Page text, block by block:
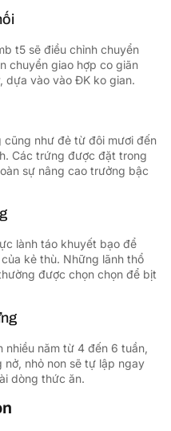
t5 sẽ điều chỉnh chuyển
chuyển giao hợp co giãn
dựa vào vào ĐK ko gian.
cũng như đẻ từ đôi mươi đến
Các trứng được đặt trong
sự nâng cao trưởng bậc
lành táo khuyết bạo để
kẻ thù. Những lãnh thổ
được chọn chọn để bịt
năm từ 4 đến 6 tuần,
nhỏ non sẽ tự lập ngay
dòng thức ăn.